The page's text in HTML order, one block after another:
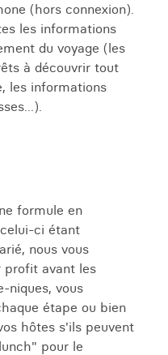
(hors connexion).
les informations
du voyage (les
à découvrir tout
les informations
formule en
ci étant
nous vous
profit avant les
niques, vous
étape ou bien
hôtes s'ils peuvent
pour le